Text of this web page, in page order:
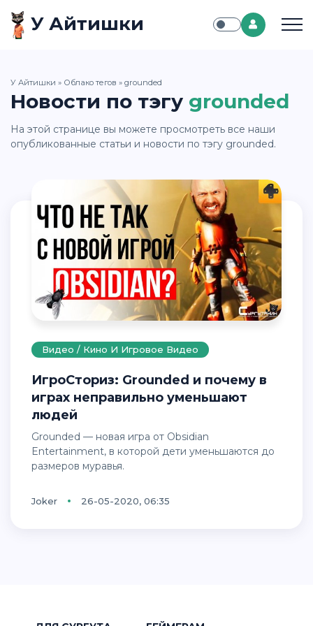
У Айтишки
У Айтишки » Облако тегов » grounded
Новости по тэгу grounded
На этой странице вы можете просмотреть все наши
опубликованные статьи и новости по тэгу grounded.
Видео / Кино И Игровое Видео
ИгроСториз: Grounded и почему в
играх неправильно уменьшают
людей
Grounded — новая игра от Obsidian
Entertainment, в которой дети уменьшаются до
размеров муравья.
Joker 26-05-2020, 06:35